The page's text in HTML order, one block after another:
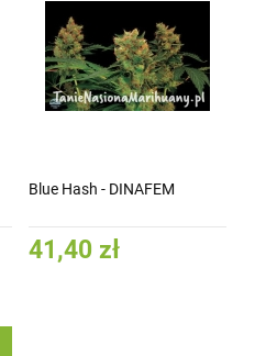
Blue Hash - DINAFEM
41,40 zł